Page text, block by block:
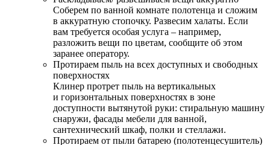
Соберем по ванной комнате полотенца и сложим
в аккуратную стопочку. Развесим халаты. Если
вам требуется особая услуга – например,
разложить вещи по цветам, сообщите об этом
заранее оператору.
Протираем пыль на всех доступных и свободных
поверхностях
Клинер протрет пыль на вертикальных
и горизонтальных поверхностях в зоне
доступности вытянутой руки: стиральную машину
снаружи, фасады мебели для ванной,
сантехнический шкаф, полки и стеллажи.
Протираем от пыли батарею (полотенцесушитель)